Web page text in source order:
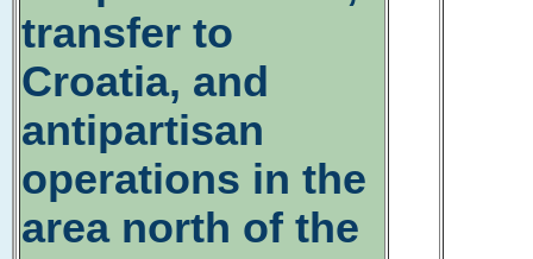
transfer to
Croatia, and
antipartisan
operations in the
area north of the